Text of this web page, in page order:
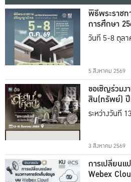
พิธีพระราช
การศึกษา
วันที่ 5-8 ตุล
5 สิงหาคม 2569
ขอเชิญร่วมง
สิน(ทรัพย์)
ระหว่างวันที่
3 สิงหาคม 2569
การเปลี่ยนแ
Webex